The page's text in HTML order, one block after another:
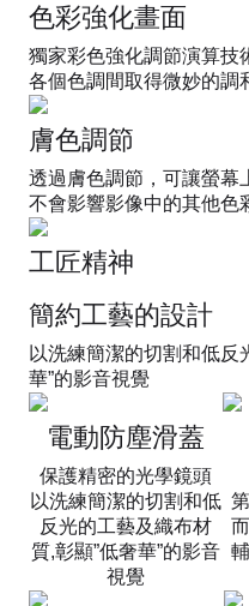
色彩強化畫面
獨家彩色強化調節演算技
各個色調間取得微妙的調
膚色調節
透過膚色調節，可讓螢幕
不會影響影像中的其他色
工匠精神
簡約工藝的設計
以洗練簡潔的切割和低反
華”的影音視覺​
電動防塵滑蓋
保護精密的光學鏡頭​
以洗練簡潔的切割和低
反光的工藝及織布材
質,彰顯”低奢華”的影音
視覺​